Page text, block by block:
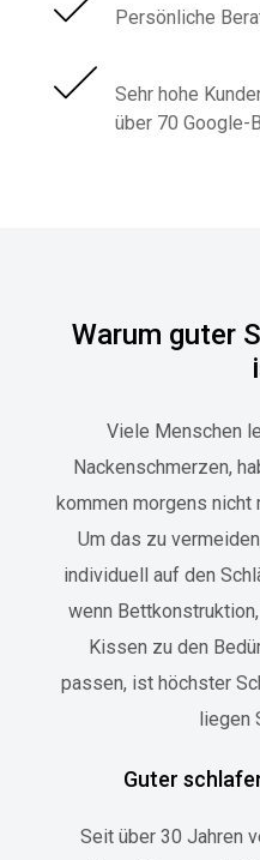
Persönliche
Sehr hohe
über 70 Google-
Warum guter
Viele Menschen
Nackenschmerzen,
kommen morgens nicht
Um das zu
individuell auf den
wenn
Kissen zu den
passen, ist höchster
liegen
Guter
Seit über 30 Jahren